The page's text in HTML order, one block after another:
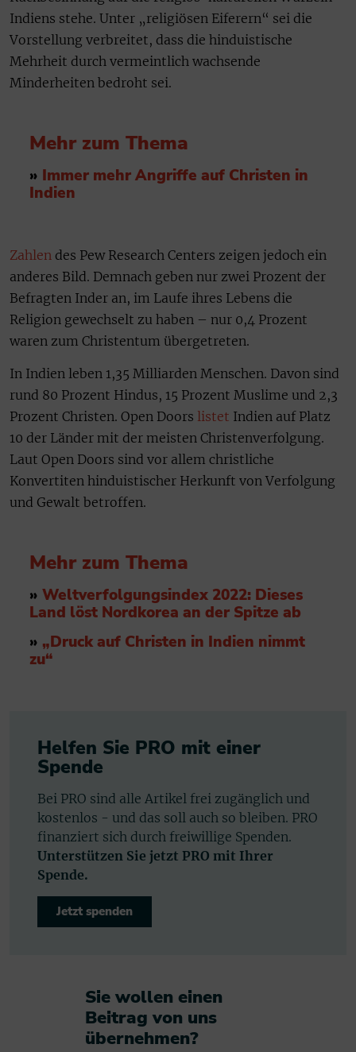
Indiens stehe. Unter „religiösen Eiferern“ sei die
Vorstellung verbreitet, dass die hinduistische
Mehrheit durch vermeintlich wachsende
Minderheiten bedroht sei.
Mehr zum Thema
» Immer mehr Angriffe auf Christen in
Indien
Zahlen des Pew Research Centers zeigen jedoch ein
anderes Bild. Demnach geben nur zwei Prozent der
Befragten Inder an, im Laufe ihres Lebens die
Religion gewechselt zu haben – nur 0,4 Prozent
waren zum Christentum übergetreten.
In Indien leben 1,35 Milliarden Menschen. Davon sind
rund 80 Prozent Hindus, 15 Prozent Muslime und 2,3
Prozent Christen. Open Doors listet Indien auf Platz
10 der Länder mit der meisten Christenverfolgung.
Laut Open Doors sind vor allem christliche
Konvertiten hinduistischer Herkunft von Verfolgung
und Gewalt betroffen.
Mehr zum Thema
» Weltverfolgungsindex 2022: Dieses
Land löst Nordkorea an der Spitze ab
» „Druck auf Christen in Indien nimmt
zu“
Helfen Sie PRO mit einer
Spende
Bei PRO sind alle Artikel frei zugänglich und
kostenlos - und das soll auch so bleiben. PRO
finanziert sich durch freiwillige Spenden.
Unterstützen Sie jetzt PRO mit Ihrer
Spende.
Jetzt spenden
Sie wollen einen
Beitrag von uns
übernehmen?​